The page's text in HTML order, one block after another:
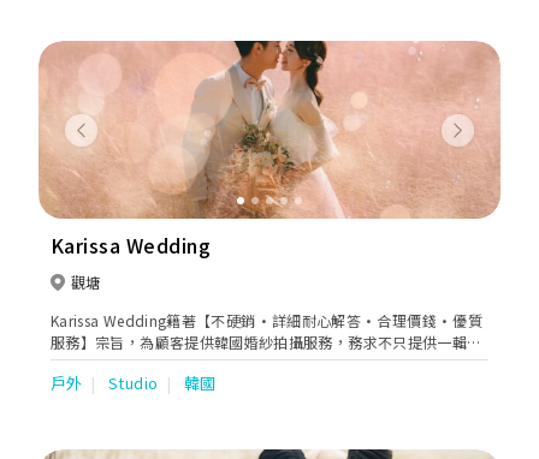
Previous Next
Karissa Wedding
觀塘
Karissa Wedding籍著【不硬銷·詳細耐心解答·合理價錢·優質
服務】宗旨，為顧客提供韓國婚紗拍攝服務，務求不只提供一輯婚
照，而是一個幸福無憂慮的婚攝過程。標榜高透明度，無任何隱性
收費。與我們合作的所有STUDIO、化妝店及婚紗店，都經過嚴謹
戶外 Studio 韓國